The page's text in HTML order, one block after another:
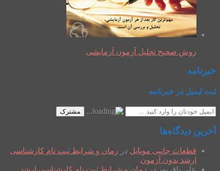
روش صحیح تحلیل آزمون آزمایشی
خبرنامه
ثبت ایمیل در خبرنامه
مشترک
آخرین دیدگاه‌ها
قطعات جانبی موبایل در زمان و شرایط ثبت نام کارشناسی
ارشد بدون آزمون
علی باقرپور در زمان و شرایط ثبت نام کارشناسی ارشد